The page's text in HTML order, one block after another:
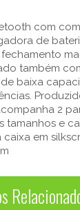
com
de
também
baixa
2
tamanhos e
em